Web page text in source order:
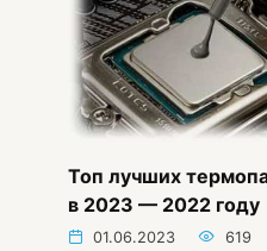
Топ лучших
в 2023 — 2022 году
01.06.2023 619